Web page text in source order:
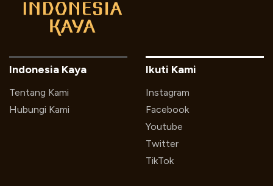
Indonesia Kaya
Tentang Kami
Hubungi Kami
Ikuti Kami
Instagram
Facebook
Youtube
Twitter
TikTok